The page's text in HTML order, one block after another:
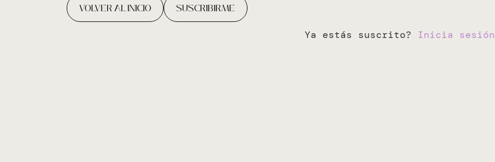
VOLVER AL INICIO SUSCRIBIRME
Ya estás suscrito? Inicia sesión